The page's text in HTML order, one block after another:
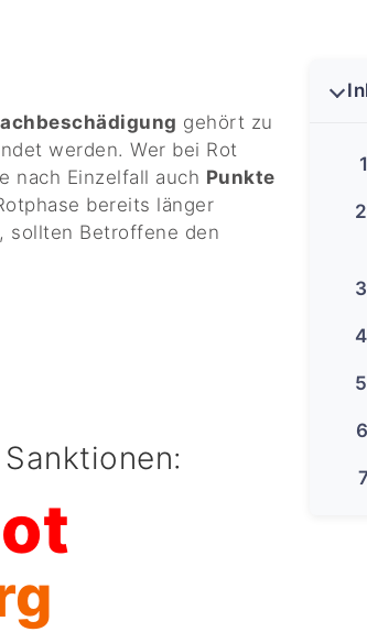
gehört zu
werden. Wer bei Rot
nach Einzelfall auch Punkte
bereits länger
sollten Betroffene den